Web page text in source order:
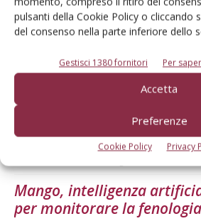
pulsanti della Cookie Policy o cliccando
del consenso nella parte inferiore dello
Gestisci 1380 fornitori Per
Accetta
Preferenze
Cookie Policy Privacy
Mele, la produzione
scenderà sotto i 10 milioni
tonnellate
Secondo le previsioni di Prognosfruit 2026,
eventi climatici estremi. Ma le prospettive
Mango, intelligenza
per monitorare la fenologia